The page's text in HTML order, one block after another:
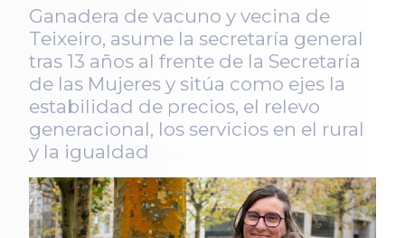
Ganadera de vacuno y vecina de
Teixeiro, asume la secretaría general
tras 13 años al frente de la Secretaría
de las Mujeres y sitúa como ejes la
estabilidad de precios, el relevo
generacional, los servicios en el rural
y la igualdad